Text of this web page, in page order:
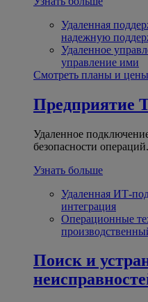
Удаленная
надежную
Удаленное
управление ими
Смотреть планы и цены
Предприятие
Удаленное
безопасности операций.
Узнать больше
Удаленная ИТ-
интеграция
Операционные
Поиск и